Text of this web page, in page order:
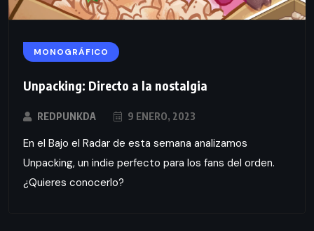
MONOGRÁFICO
Unpacking: Directo a la nostalgia
REDPUNKDA 9 ENERO, 2023
En el Bajo el Radar de esta semana analizamos
Unpacking, un indie perfecto para los fans del orden.
¿Quieres conocerlo?